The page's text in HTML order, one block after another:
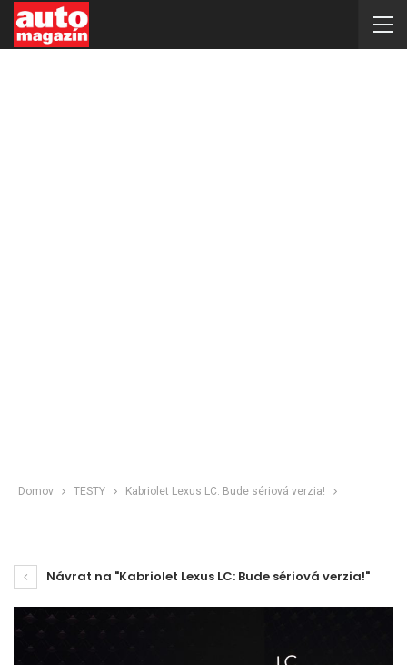
Domov TESTY Kabriolet Lexus LC: Bude sériová verzia!
Návrat na "Kabriolet Lexus LC: Bude sériová verzia!"